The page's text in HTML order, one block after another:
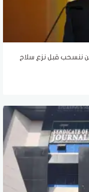
الـ15 بشأن غزة: لن ننسحب قبل نزع سلاح